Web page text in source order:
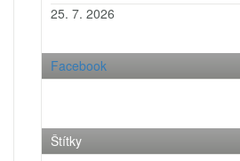
25. 7. 2026
Facebook
Štítky